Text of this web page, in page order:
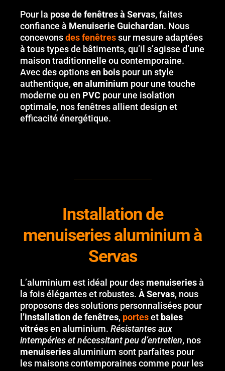
Pour la pose de fenêtres à Servas, faites
confiance à Menuiserie Guichardan. Nous
concevonsdes fenêtressur mesure adaptées
à tous types de bâtiments, qu’il s’agisse d’une
maison traditionnelle ou contemporaine.
Avec des optionsen bois pour un style
authentique, en aluminium pour une touche
moderne ou en PVC pour une isolation
optimale, nos fenêtres allient design et
efficacité énergétique.
Installation de
menuiseries aluminium à
Servas
L’aluminium est idéal pour des menuiseriesà
la fois élégantes et robustes. À Servas, nous
proposons des solutions personnalisées pour
l’installation de fenêtres, porteset baies
vitrées en aluminium. Résistantes aux
intempéries et nécessitant peu d’entretien, nos
menuiseriesaluminium sont parfaites pour
les maisons contemporaines comme pour les